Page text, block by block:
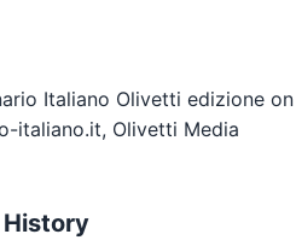
Italiano Olivetti edizione on
italiano.it, Olivetti Media
History